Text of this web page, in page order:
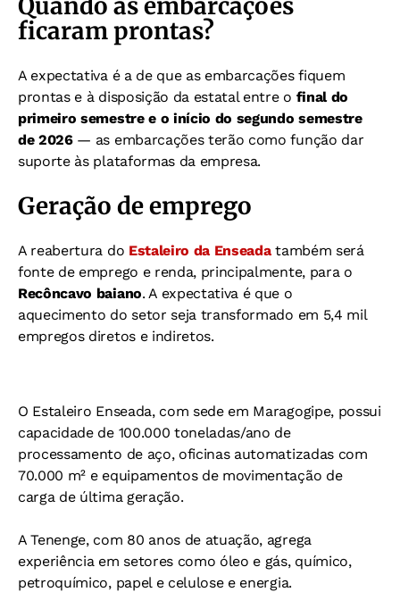
ficaram prontas?
A expectativa é a de que as embarcações fiquem
prontas e à disposição da estatal entre o final do
primeiro semestre e o início do segundo semestre
de 2026— as embarcações terão como função dar
suporte às plataformas da empresa.
Geração de emprego
A reabertura do Estaleiro da Enseadatambém será
fonte de emprego e renda, principalmente, para o
Recôncavo baiano. A expectativa é que o
aquecimento do setor seja transformado em 5,4 mil
empregos diretos e indiretos.
O Estaleiro Enseada, com sede em Maragogipe, possui
capacidade de 100.000 toneladas/ano de
processamento de aço, oficinas automatizadas com
70.000 m² e equipamentos de movimentação de
carga de última geração.
A Tenenge, com 80 anos de atuação, agrega
experiência em setores como óleo e gás, químico,
petroquímico, papel e celulose e energia.